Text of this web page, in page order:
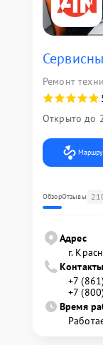
Ремонт
Открыто до
ОбзорОтзывы
Адрес
г.
Контакты
+7
+7
Время